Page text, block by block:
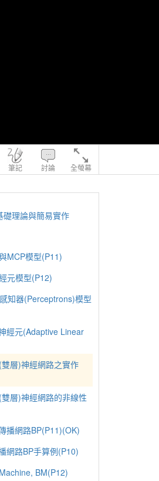
筆記 討論 全螢幕
礎理論與簡易實作
MCP模型(P11)
元模型(P12)
知器(Perceptrons)模型
經元(Adaptive Linear
層)神經網路之實作
層)神經網路的非線性
播網路BP(P11)(OK)
網路BP手算例(P10)
BM(P12)